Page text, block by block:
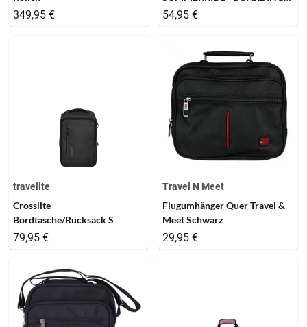
349,95 €
BAG - black
54,95 €
travelite
Crosslite
Bordtasche/Rucksack S
79,95 €
Travel N Meet
Flugumhänger Quer Travel &
Meet Schwarz
29,95 €